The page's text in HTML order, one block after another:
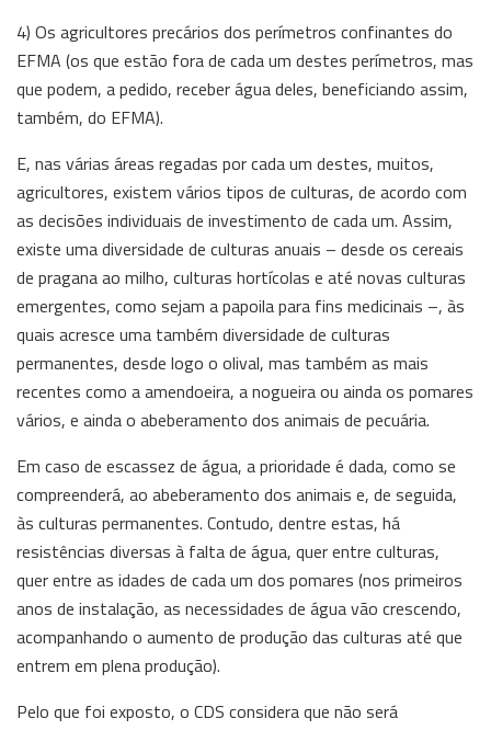
4) Os agricultores precários dos perímetros confinantes do
EFMA (os que estão fora de cada um destes perímetros, mas
que podem, a pedido, receber água deles, beneficiando assim,
também, do EFMA).
E, nas várias áreas regadas por cada um destes, muitos,
agricultores, existem vários tipos de culturas, de acordo com
as decisões individuais de investimento de cada um. Assim,
existe uma diversidade de culturas anuais – desde os cereais
de pragana ao milho, culturas hortícolas e até novas culturas
emergentes, como sejam a papoila para fins medicinais –, às
quais acresce uma também diversidade de culturas
permanentes, desde logo o olival, mas também as mais
recentes como a amendoeira, a nogueira ou ainda os pomares
vários, e ainda o abeberamento dos animais de pecuária.
Em caso de escassez de água, a prioridade é dada, como se
compreenderá, ao abeberamento dos animais e, de seguida,
às culturas permanentes. Contudo, dentre estas, há
resistências diversas à falta de água, quer entre culturas,
quer entre as idades de cada um dos pomares (nos primeiros
anos de instalação, as necessidades de água vão crescendo,
acompanhando o aumento de produção das culturas até que
entrem em plena produção).
Pelo que foi exposto, o CDS considera que não será